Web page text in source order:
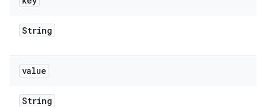
String
value
String